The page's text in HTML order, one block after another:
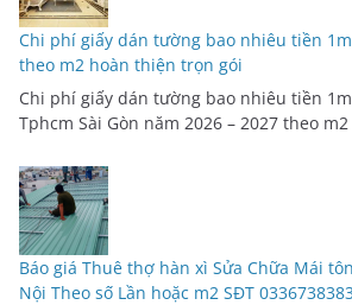
Chi phí giấy dán tường bao nhiêu tiền
theo m2 hoàn thiện trọn gói
Chi phí giấy dán tường bao nhiêu tiền
Tphcm Sài Gòn năm 2026 – 2027 theo m2
Báo giá Thuê thợ hàn xì Sửa Chữa Mái
Nội Theo số Lần hoặc m2 SĐT